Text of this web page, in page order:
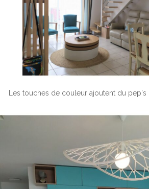
Les touches de couleur ajoutent du pep's